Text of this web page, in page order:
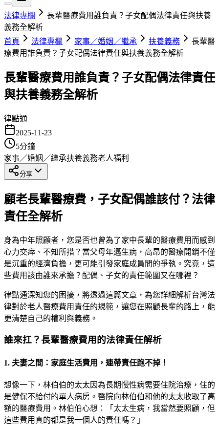
法律專欄
長輩醫療費用誰負責？子女配偶法律責任與扶養
義務全解析
首頁
法律專欄 家事／婚姻／繼承 扶養義務
長輩醫
療費用誰負責？子女配偶法律責任與扶養義務全解析
長輩醫療費用誰負責？子女配偶法律責任
與扶養義務全解析
律點通
2025-11-23
5分鐘
家事／婚姻／繼承扶養義務老人福利
分享
顧老長輩醫療費，子女配偶誰該付？法律
責任全解析
身為中年照顧者，您是否也曾為了家中長輩的醫療費用而感到
心力交瘁、不知所措？當父母年邁生病，高昂的醫療開銷不僅
是沉重的經濟負擔，更可能引發家庭成員間的爭執。究竟，這
些費用該由誰來承擔？配偶、子女的責任範圍又在哪裡？
律點通深知您的困擾，將透過這篇文章，為您詳細解析台灣法
律對於老人醫療費用責任的規範，讓您在照顧長輩的路上，能
更清楚自己的權利與義務。
誰來扛？長輩醫療費用的法律責任解析
1. 夫妻之間：家庭生活費用，連帶責任跑不掉！
想像一下，林伯伯的太太因為長期慢性病需要住院治療，住的
是健保不給付的單人病房。醫院向林伯伯和他的太太收取了高
額的醫療費用。林伯伯心想：「太太生病，我當然要照顧，但
這些費用真的都是我一個人的責任嗎？」